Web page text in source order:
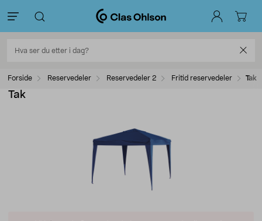
Forside Reservedeler Reservedeler 2 Fritid reservedeler Tak
Tak